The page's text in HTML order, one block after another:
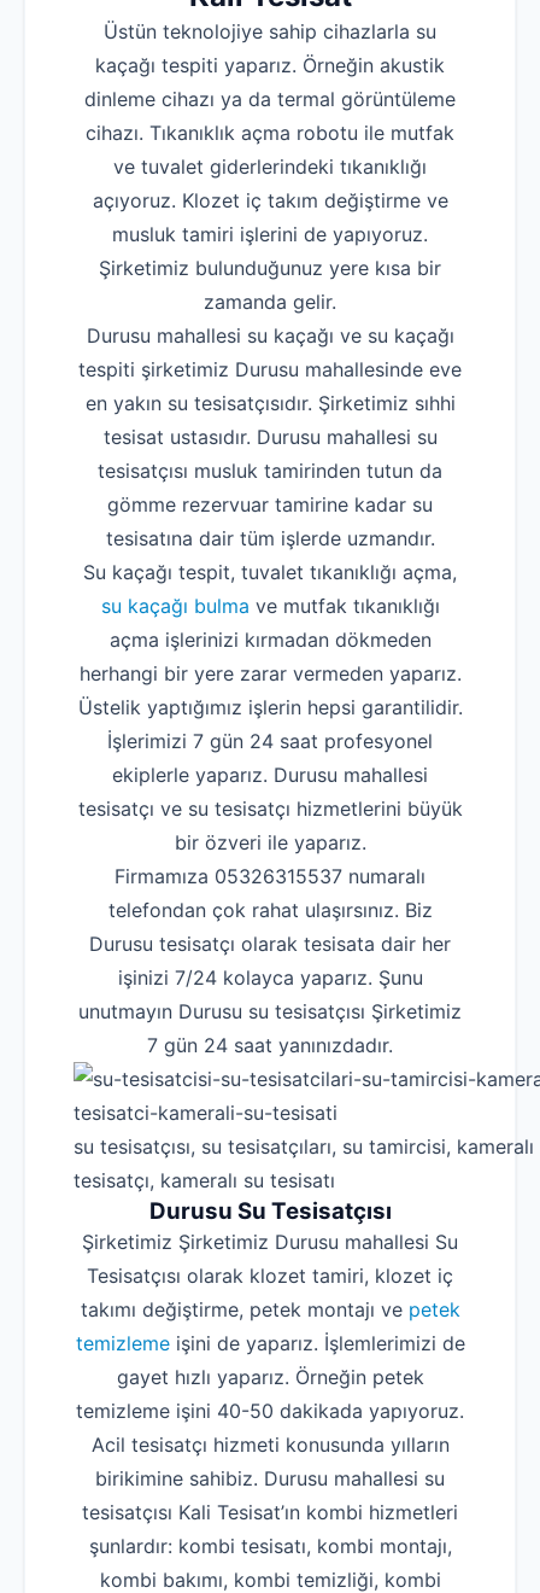
Üstün teknolojiye sahip cihazlarla su
kaçağı tespiti yaparız. Örneğin akustik
dinleme cihazı ya da termal görüntüleme
cihazı. Tıkanıklık açma robotu ile mutfak
ve tuvalet giderlerindeki tıkanıklığı
açıyoruz. Klozet iç takım değiştirme ve
musluk tamiri işlerini de yapıyoruz.
Şirketimiz bulunduğunuz yere kısa bir
zamanda gelir.
Durusu mahallesi su kaçağı ve su kaçağı
tespiti şirketimiz Durusu mahallesinde eve
en yakın su tesisatçısıdır. Şirketimiz sıhhi
tesisat ustasıdır. Durusu mahallesi su
tesisatçısı musluk tamirinden tutun da
gömme rezervuar tamirine kadar su
tesisatına dair tüm işlerde uzmandır.
Su kaçağı tespit, tuvalet tıkanıklığı açma,
su kaçağı bulma ve mutfak tıkanıklığı
açma işlerinizi kırmadan dökmeden
herhangi bir yere zarar vermeden yaparız.
Üstelik yaptığımız işlerin hepsi garantilidir.
İşlerimizi 7 gün 24 saat profesyonel
ekiplerle yaparız. Durusu mahallesi
tesisatçı ve su tesisatçı hizmetlerini büyük
bir özveri ile yaparız.
Firmamıza 05326315537 numaralı
telefondan çok rahat ulaşırsınız. Biz
Durusu tesisatçı olarak tesisata dair her
işinizi 7/24 kolayca yaparız. Şunu
unutmayın Durusu su tesisatçısı Şirketimiz
7 gün 24 saat yanınızdadır.
su tesisatçısı, su tesisatçıları, su tamircisi,
tesisatçı, kameralı su tesisatı
Durusu Su Tesisatçısı
Şirketimiz Şirketimiz Durusu mahallesi Su
Tesisatçısı olarak klozet tamiri, klozet iç
takımı değiştirme, petek montajı ve petek
temizlemeişini de yaparız. İşlemlerimizi de
gayet hızlı yaparız. Örneğin petek
temizleme işini 40-50 dakikada yapıyoruz.
Acil tesisatçı hizmeti konusunda yılların
birikimine sahibiz. Durusu mahallesi su
tesisatçısı Kali Tesisat’ın kombi hizmetleri
şunlardır: kombi tesisatı, kombi montajı,
kombi bakımı, kombi temizliği, kombi